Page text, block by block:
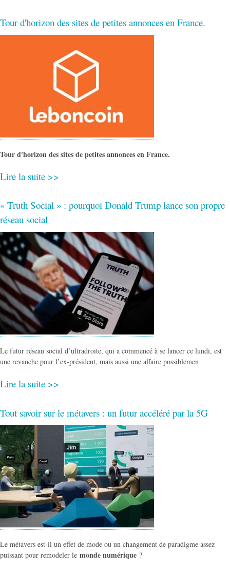
Tour d'horizon des sites de petites annonces en France.
Tour d'horizon des sites de petites annonces en France.
Lire la suite >>
« Truth Social » : pourquoi Donald Trump lance son propre
réseau social
Le futur réseau social d’ultradroite, qui a commencé à se lancer ce lundi, est
une revanche pour l’ex-président, mais aussi une affaire possiblemen
Lire la suite >>
Tout savoir sur le métavers : un futur accéléré par la 5G
Le métavers est-il un effet de mode ou un changement de paradigme assez
puissant pour remodeler le monde numérique ?